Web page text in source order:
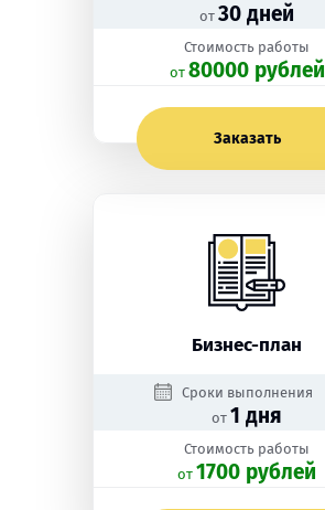
от 30 дней
Стоимость работы
oт 80000 рублей
Заказать
Бизнес-план
Сроки выполнения
от 1 дня
Стоимость работы
oт 1700 рублей